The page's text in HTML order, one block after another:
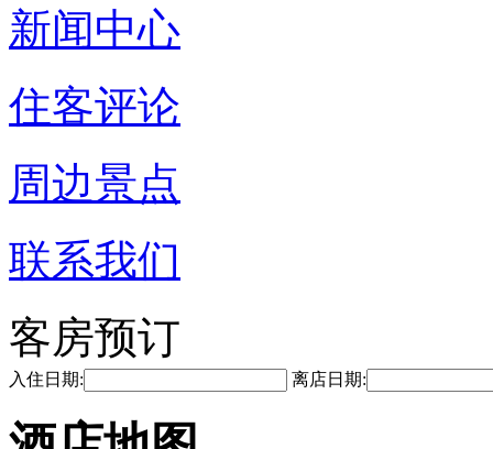
新闻中心
住客评论
周边景点
联系我们
客房预订
入住日期: 离店日期: